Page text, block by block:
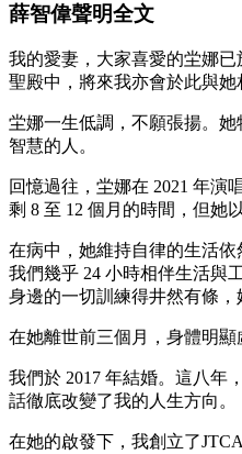
薛智偉聲明全文
我的愛妻，⼤家喜愛的坣娜已
聖殿中，將來我亦會於此與
坣娜⼀⽣低調，不願張揚。
智慧的⼈。
回憶過往，坣娜在 2021 年演
剩 8 ⾄ 12 個⽉的時間，但她
在病中，她維持⾃律的⽣活
我們幾乎 24 ⼩時相伴⽣活與
⾝邊的⼀切訓練得井然有條，
在她離世前三個⽉，⾝體明
我們於 2017 年結婚。這八年
話徹底改變了我的⼈⽣⽅向。
在她的啟發下，我創立了